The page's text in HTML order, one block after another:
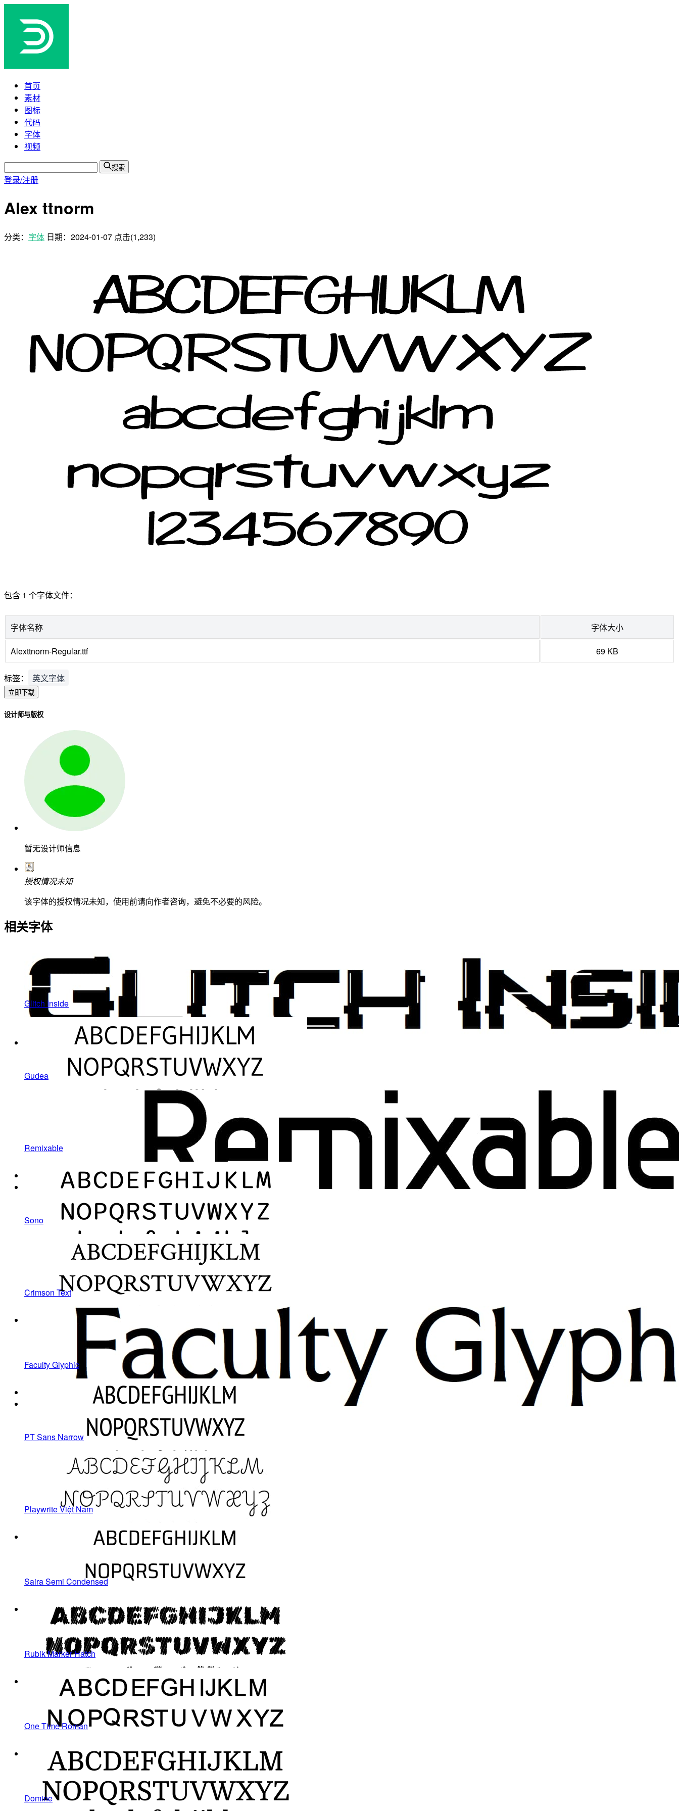
首页
素材
图标
代码
字体
视频
搜索
登录/注册
Alex ttnorm
分类： 字体 日期： 2024-01-07 点击(1,233)
包含 1 个字体文件：
字体名称 字体大小
Alexttnorm-Regular.ttf 69 KB
标签： 英文字体
立即下载
设计师与版权
暂无设计师信息
授权情况未知
该字体的授权情况未知，使用前请向作者咨询，避免不必要的风险。
相关字体
Glitch Inside
Gudea
Remixable
Sono
Crimson Text
Faculty Glyphic
PT Sans Narrow
Playwrite Việt Nam
Saira Semi Condensed
Rubik Marker Hatch
One Time Roman
Domine